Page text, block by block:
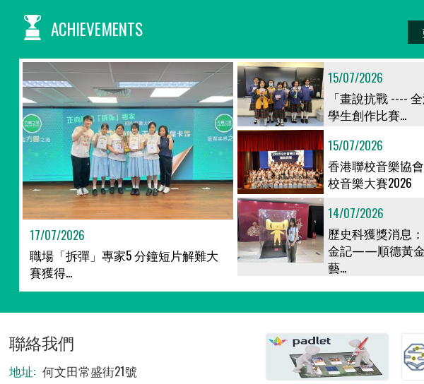
ACHIEVEMENTS
17/07/2026
職場「拆彈」專家5 分鐘短片解難大
賽獲得...
15/07/2026
「畫說抗戰 ----
學生創作比賽...
15/07/2026
香港聯校音樂協
校音樂大賽2026
14/07/2026
歷史科獲獎消息
金記——順德黃
藝...
聯絡我們
地址: 何文田常盛街21號